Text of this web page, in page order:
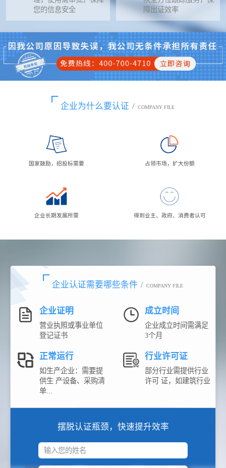
您的信息安全
障出证效率
企业为什么要认证 / COMPANY FILE
国家鼓励，招投标需要 占领市场，扩大份额
企业长期发展所需 得到业主、政府、消费者认可
企业认证需要哪些条件 / COMPANY FILE
企业证明
营业执照或事业单位
登记证书
成立时间
企业成立时间需满足
3个月
正常运行
如生产企业：需要提
供生 产设备、采购清
单...
行业许可证
部分行业需提供行业
许可 证，如建筑行业
摆脱认证瓶颈，快速提升效率
输入您的姓名